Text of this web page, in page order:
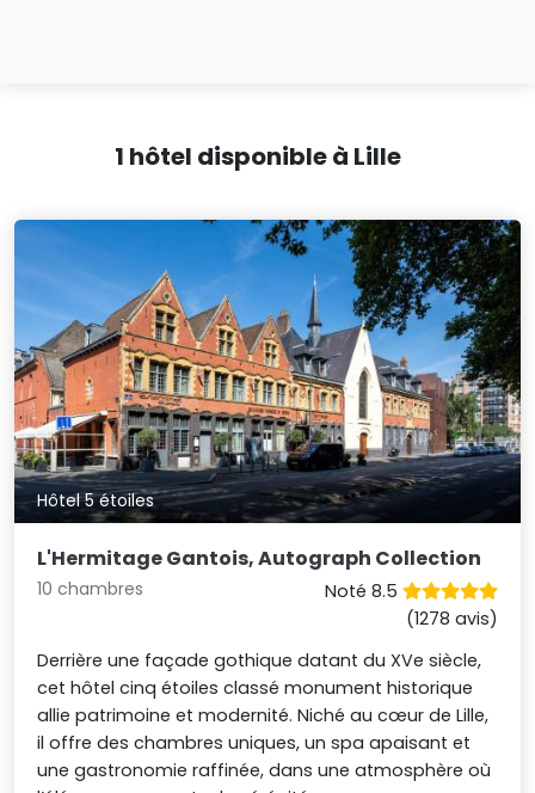
1 hôtel disponible à Lille
Hôtel 5 étoiles
L'Hermitage Gantois, Autograph Collection
10 chambres
Noté 8.5
(1278 avis)
Derrière une façade gothique datant du XVe siècle,
cet hôtel cinq étoiles classé monument historique
allie patrimoine et modernité. Niché au cœur de Lille,
il offre des chambres uniques, un spa apaisant et
une gastronomie raffinée, dans une atmosphère où